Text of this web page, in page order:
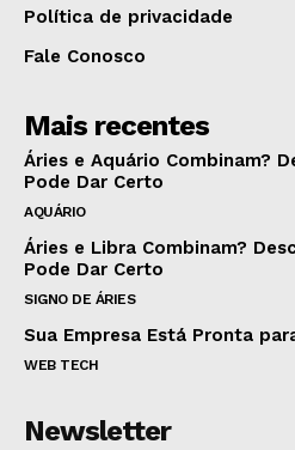
Política de privacidade
Fale Conosco
Mais recentes
Áries e Aquário Combinam?
Pode Dar Certo
AQUÁRIO
Áries e Libra Combinam?
Pode Dar Certo
SIGNO DE ÁRIES
Sua Empresa Está Pronta
WEB TECH
Newsletter